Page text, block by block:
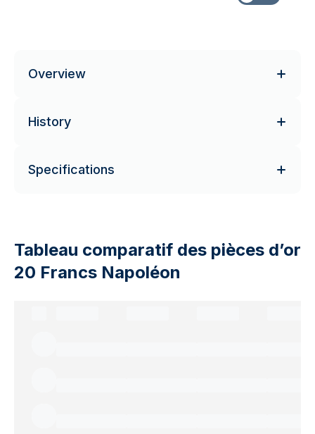
Overview
History
Specifications
Tableau comparatif des pièces d’or
20 Francs Napoléon